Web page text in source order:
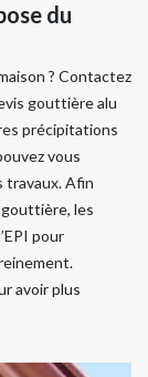
du
? Contactez
gouttière alu
précipitations
vous
travaux. Afin
gouttière, les
pour
avoir plus